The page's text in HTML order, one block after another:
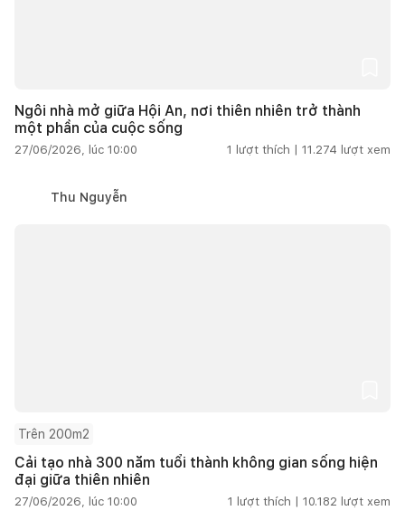
Ngôi nhà mở giữa Hội An, nơi thiên nhiên trở thành
một phần của cuộc sống
27/06/2026, lúc 10:00 1 lượt thích | 11.274 lượt xem
Thu Nguyễn
Trên 200m2
Cải tạo nhà 300 năm tuổi thành không gian sống hiện
đại giữa thiên nhiên
27/06/2026, lúc 10:00 1 lượt thích | 10.182 lượt xem